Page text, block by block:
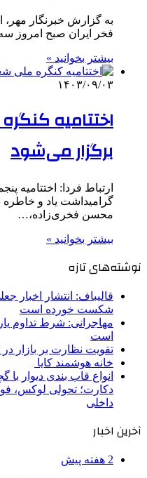
به گزارش خبرنگار مهر،
فخر ایران صبح امروز سه‌شنبه ۶ آذر، در تالار
بیشتر بخوانید »
۱۴۰۳/۰۹/۰۳
اختتامیه
برگزار می‌شود
ارتباط فردا: اختتامیه
گرامیداشت یاد و
محسن فخری‌زاده،…
بیشتر بخوانید »
نوشته‌های تازه
قالیباف: انتشار اخبار
شکست خورده است
مهاجرانی: شرط تداوم
است
تقویت نظارت بر بازار در
خانه هوشمند کایا
انواع قاب بندی دیوار
دکارت؛ تحولی لوکس،
داخلی
آخرین اخبار
2 هفته پیش